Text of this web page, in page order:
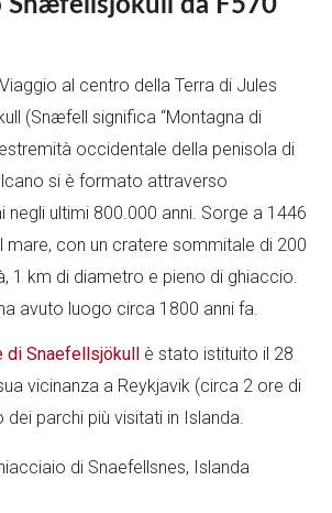
Snæfellsjökull da F570
al centro della Terra di Jules
(Snæfell significa “Montagna di
occidentale della penisola di
si è formato attraverso
negli ultimi 800.000 anni. Sorge a 1446
mare, con un cratere sommitale di 200
1 km di diametro e pieno di ghiaccio.
avuto luogo circa 1800 anni fa.
di Snaefellsjökull
è stato istituito il 28
vicinanza a Reykjavik (circa 2 ore di
dei parchi più visitati in Islanda.